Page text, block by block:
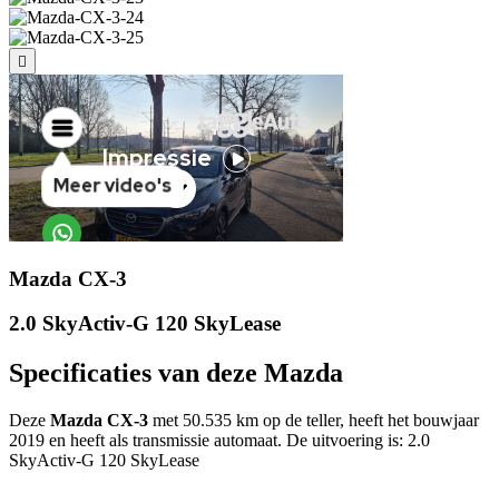
Mazda CX-3
2.0 SkyActiv-G 120 SkyLease
Specificaties van deze Mazda
Deze Mazda CX-3 met 50.535 km op de teller, heeft het bouwjaar
2019 en heeft als transmissie automaat. De uitvoering is: 2.0
SkyActiv-G 120 SkyLease